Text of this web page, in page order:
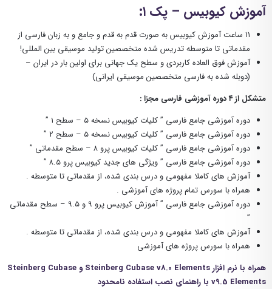
آموزش کیوبیس – پک ۱:
۱۱ ساعت آموزش کیوبیس به صورت قدم به قدم و جامع و به زبان فارسی از
مقدماتی تا متوسطه تدریس شده متخصصین تولید موسیقی بین المللی!
آموزش فوق العاده کاربردی و سطح یک جهانی برای اولین بار در ایران –
(دوبله شده به فارسی متخصصین موسیقی ایرانی)
متشکل از ۴ دوره آموزشی فارسی مجزا :
دوره آموزشی جامع فارسی ” کلیات کیوبیس نسخه ۵ – سطح ۱ ”
دوره آموزشی جامع فارسی ” کلیات کیوبیس نسخه ۵ – سطح ۲ ”
دوره آموزشی جامع فارسی ” کلیات کیوبیس پرو ۸ – سطح مقدماتی ”
دوره آموزشی جامع فارسی ” ویژگی های جدید کیوبیس پرو ۸.۵ ”
آموزش های کاملا مفهومی و درس بندی شده، از مقدماتی تا متوسطه .
همراه با سورس تمام پروژه های آموزشی .
دوره آموزشی جامع فارسی ” آموزش کیوبیس پرو ۹ و ۹.۵ – سطح مقدماتی
”
آموزش های کاملا مفهومی و درس بندی شده، از مقدماتی تا متوسطه .
همراه با سورس پروژه های آموزشی
همراه با نرم افزار Steinberg Cubase v8.0 Elements و Steinberg Cubase
v9.5 Elements با راهنمای نصب استفاده نامحدود